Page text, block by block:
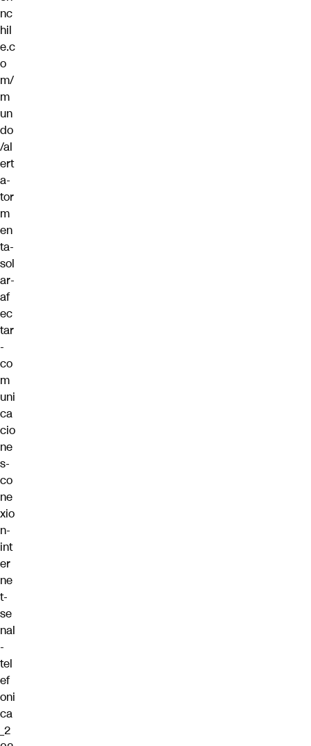
nc
hil
e.c
o
m/
m
un
do
/al
ert
a-
tor
m
en
ta-
sol
ar-
af
ec
tar
-
co
m
uni
ca
cio
ne
s-
co
ne
xio
n-
int
er
ne
t-
se
nal
-
tel
ef
oni
ca
_2